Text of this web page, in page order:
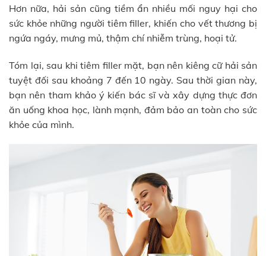
Hơn nữa, hải sản cũng tiềm ẩn nhiều mối nguy hại cho
sức khỏe những người tiêm filler, khiến cho vết thương bị
ngứa ngáy, mưng mủ, thậm chí nhiễm trùng, hoại tử.
Tóm lại, sau khi tiêm filler mặt, bạn nên kiêng cữ hải sản
tuyệt đối sau khoảng 7 đến 10 ngày. Sau thời gian này,
bạn nên tham khảo ý kiến bác sĩ và xây dựng thực đơn
ăn uống khoa học, lành mạnh, đảm bảo an toàn cho sức
khỏe của mình.